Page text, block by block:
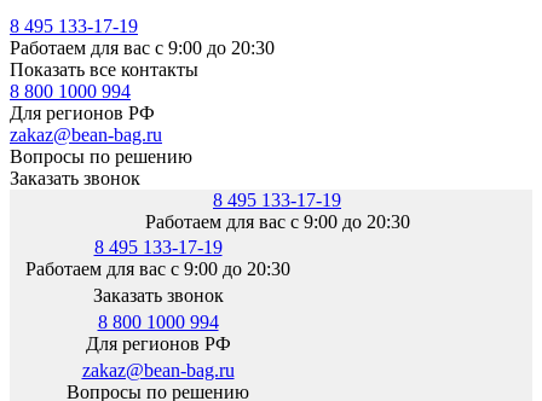
8 495 133-17-19
Работаем для вас с 9:00 до 20:30
Показать все контакты
8 800 1000 994
Для регионов РФ
zakaz@bean-bag.ru
Вопросы по решению
Заказать звонок
8 495 133-17-19
Работаем для вас с 9:00 до 20:30
8 495 133-17-19
Работаем для вас с 9:00 до 20:30
Заказать звонок
8 800 1000 994
Для регионов РФ
zakaz@bean-bag.ru
Вопросы по решению